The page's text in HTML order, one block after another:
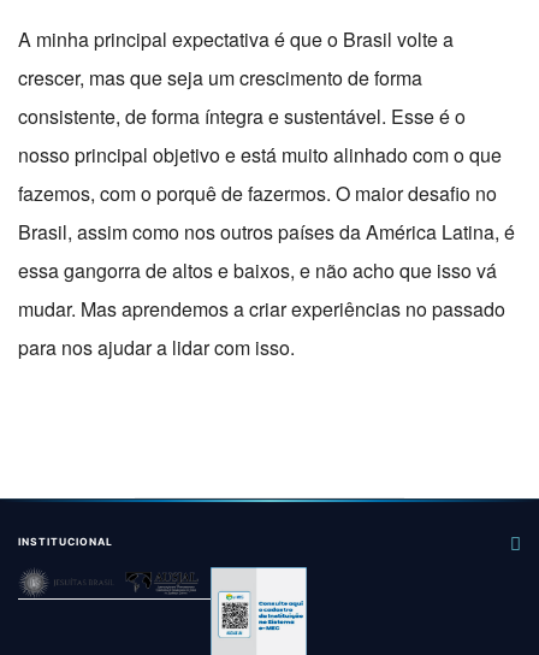
A minha principal expectativa é que o Brasil volte a
crescer, mas que seja um crescimento de forma
consistente, de forma íntegra e sustentável. Esse é o
nosso principal objetivo e está muito alinhado com o que
fazemos, com o porquê de fazermos. O maior desafio no
Brasil, assim como nos outros países da América Latina, é
essa gangorra de altos e baixos, e não acho que isso vá
mudar. Mas aprendemos a criar experiências no passado
para nos ajudar a lidar com isso.
INSTITUCIONAL